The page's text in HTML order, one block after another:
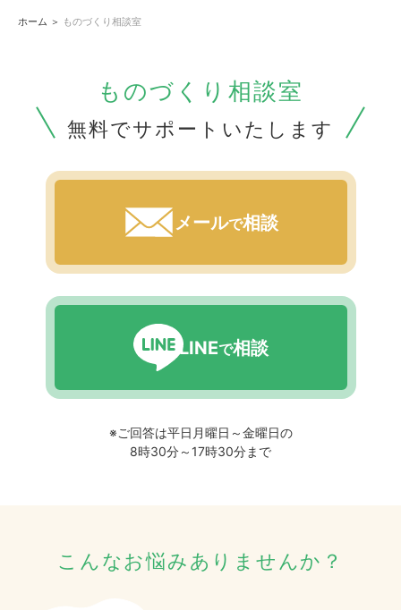
ホーム ＞ ものづくり相談室
ものづくり相談室
無料でサポートいたします
メールで相談
LINEで相談
※ご回答は平日月曜日～金曜日の
8時30分～17時30分まで
こんなお悩みありませんか？